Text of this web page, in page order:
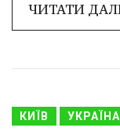
ЧИТАТИ
КИЇВ УКРАЇНА